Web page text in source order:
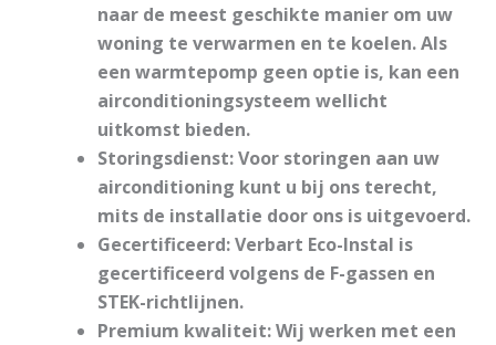
naar de meest geschikte manier om uw
woning te verwarmen en te koelen. Als
een warmtepomp geen optie is, kan een
airconditioningsysteem wellicht
uitkomst bieden.
Storingsdienst:Voor storingen aan uw
airconditioning kunt u bij ons terecht,
mits de installatie door ons is uitgevoerd.
Gecertificeerd:Verbart Eco-Instal is
gecertificeerd volgens de F-gassen en
STEK-richtlijnen.
Premium kwaliteit:Wij werken met een